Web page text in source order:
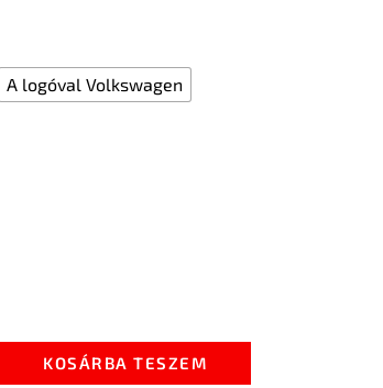
A logóval Volkswagen
KOSÁRBA TESZEM